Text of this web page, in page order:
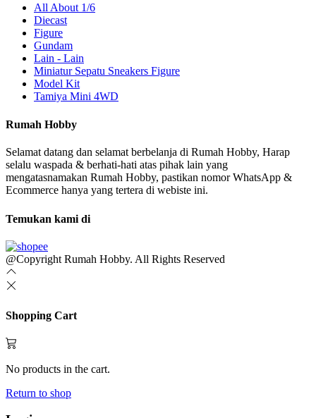
All About 1/6
Diecast
Figure
Gundam
Lain - Lain
Miniatur Sepatu Sneakers Figure
Model Kit
Tamiya Mini 4WD
Rumah Hobby
Selamat datang dan selamat berbelanja di Rumah Hobby, Harap
selalu waspada & berhati-hati atas pihak lain yang
mengatasnamakan Rumah Hobby, pastikan nomor WhatsApp &
Ecommerce hanya yang tertera di webiste ini.
Temukan kami di
@Copyright Rumah Hobby. All Rights Reserved
Shopping Cart
No products in the cart.
Return to shop